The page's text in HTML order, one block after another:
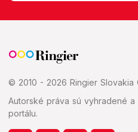
© 2010 - 2026 Ringier Slovakia
Autorské práva sú vyhradené
portálu.